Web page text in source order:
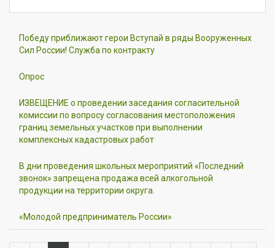
Победу приближают герои Вступай в ряды Вооруженных
Сил России! Служба по контракту
Опрос
ИЗВЕЩЕНИЕ о проведении заседания согласительной
комиссии по вопросу согласования местоположения
границ земельных участков при выполнении
комплексных кадастровых работ
В дни проведения школьных мероприятий «Последний
звонок» запрещена продажа всей алкогольной
продукции на территории округа.
«Молодой предприниматель России»